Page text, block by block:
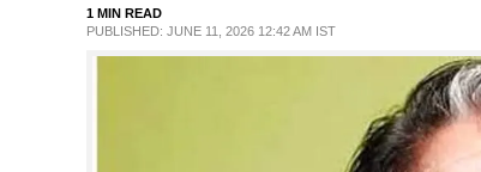
1 MIN READ
PUBLISHED: JUNE 11, 2026 12:42 AM IST